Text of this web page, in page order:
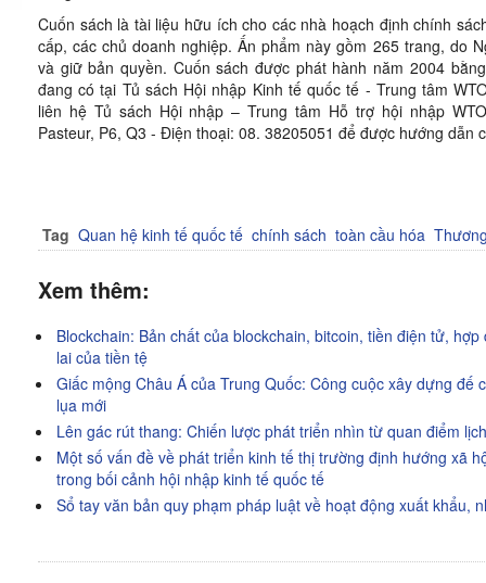
Cuốn sách là tài liệu hữu ích cho các nhà hoạch định chính
cấp, các chủ doanh nghiệp. Ấn phẩm này gồm 265 trang, do
và giữ bản quyền. Cuốn sách được phát hành năm 2004
đang có tại Tủ sách Hội nhập Kinh tế quốc tế - Trung tâm
liên hệ Tủ sách Hội nhập – Trung tâm Hỗ trợ hội nhập
Pasteur, P6, Q3 - Điện thoại: 08. 38205051 để được
Tag Quan hệ kinh tế quốc tế chính sách toàn cầu hóa
Xem thêm:
Blockchain: Bản chất của blockchain, bitcoin, tiền điện tử,
lai của tiền tệ
Giấc mộng Châu Á của Trung Quốc: Công cuộc xây dựng đế
lụa mới
Lên gác rút thang: Chiến lược phát triển nhìn từ quan điểm
Một số vấn đề về phát triển kinh tế thị trường định hướng xã
trong bối cảnh hội nhập kinh tế quốc tế
Sổ tay văn bản quy phạm pháp luật về hoạt động xuất khẩu,